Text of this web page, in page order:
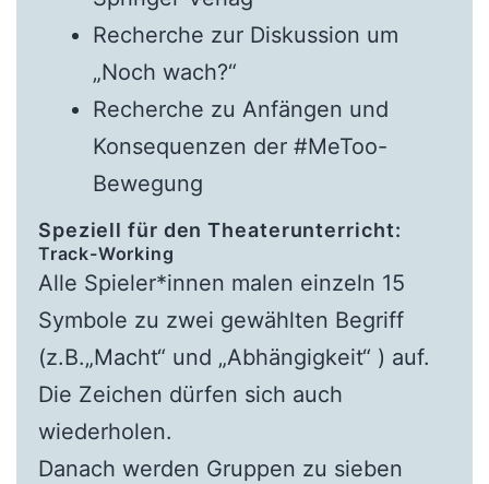
Recherche zur Diskussion um
„Noch wach?“
Recherche zu Anfängen und
Konsequenzen der #MeToo-
Bewegung
Speziell für den Theaterunterricht:
Track-Working
Alle Spieler*innen malen einzeln 15
Symbole zu zwei gewählten Begriff
(z.B.„Macht“ und „Abhängigkeit“ ) auf.
Die Zeichen dürfen sich auch
wiederholen.
Danach werden Gruppen zu sieben